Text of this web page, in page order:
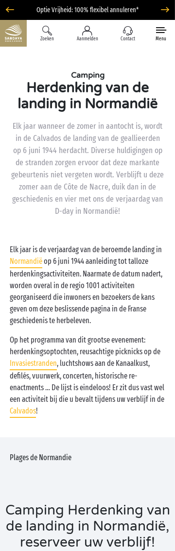
Optie Vrijheid: 100% flexibel annuleren*
Zoeken Aanmelden Contact Menu
Camping
Herdenking van de
landing in Normandië
Elk jaar wanneer de zomer in aantocht is, wordt
in de Calvados de landing van de geallieerden
op 6 juni 1944 herdacht. Diverse huldigingen op
de stranden zorgen ervoor dat deze markante
gebeurtenis niet vergeten wordt. Verblijft u deze
zomer aan de Côte de Nacre, duik dan in de
geschiedenis en vier met ons de verjaardag van
D-day in Normandië!
Elk jaar is de verjaardag van de beroemde landing in
Normandiëop 6 juni 1944 aanleiding tot talloze
herdenkingsactiviteiten. Naarmate de datum nadert,
worden overal in de regio 1001 activiteiten
georganiseerd die inwoners en bezoekers de kans
geven om deze beslissende pagina in de Franse
geschiedenis te herbeleven.
Op het programma van dit grootse evenement:
herdenkingsoptochten, reusachtige picknicks op de
Invasiestranden, luchtshows aan de Kanaalkust,
defilés, vuurwerk, concerten, historische re-
enactments … De lijst is eindeloos! Er zit dus vast wel
een activiteit bij die u bevalt tijdens uw verblijf in de
Calvados!
Plages de Normandie
Camping Herdenking van
de landing in Normandië,
reserveer uw verblijf!